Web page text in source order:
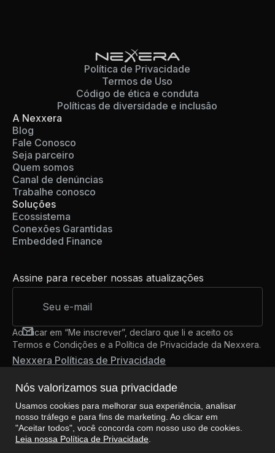
Nos siga
A Nexxera
Blog
Fale Conosco
Seja parceiro
Quem somos
Canal de denúncias
Trabalhe conosco
Soluções
Ecossistema
Conexões Garantidas
Embedded Finance
Assine para receber nossas atualizações
Ao clicar em “Me inscrever”, declaro que li e aceito os
Termos e Condições e a Política de Privacidade da Nexxera.
Nexxera Políticas de Privacidade
Política de Privacidade
Termos de Uso
Código de ética e conduta
Políticas de diversidade e inclusão
Nós valorizamos sua privacidade
Usamos cookies para melhorar sua experiência, analisar
nosso tráfego e para fins de marketing. Ao clicar em
"Aceitar todos", você concorda com nosso uso de cookies.
Leia nossa Política de Privacidade